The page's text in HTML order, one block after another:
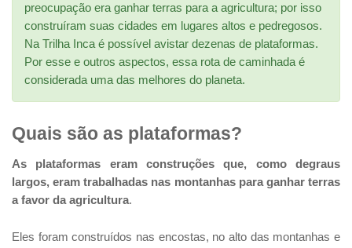
preocupação era ganhar terras para a agricultura; por isso
construíram suas cidades em lugares altos e pedregosos.
Na Trilha Inca é possível avistar dezenas de plataformas.
Por esse e outros aspectos, essa rota de caminhada é
considerada uma das melhores do planeta.
Quais são as plataformas?
As plataformas eram construções que, como degraus
largos, eram trabalhadas nas montanhas para ganhar terras
a favor da agricultura.
Eles foram construídos nas encostas, no alto das montanhas e